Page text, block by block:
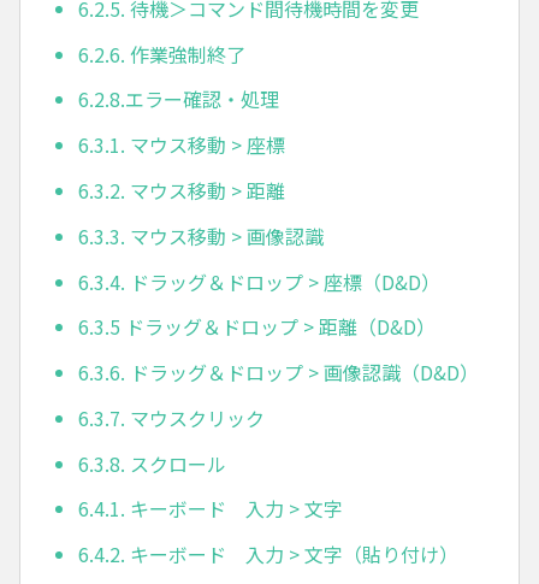
6.2.5. 待機＞コマンド間待機時間を変更
6.2.6. 作業強制終了
6.2.8.エラー確認・処理
6.3.1. マウス移動 > 座標
6.3.2. マウス移動 > 距離
6.3.3. マウス移動 > 画像認識
6.3.4. ドラッグ＆ドロップ > 座標（D&D）
6.3.5 ドラッグ＆ドロップ > 距離（D&D）
6.3.6. ドラッグ＆ドロップ > 画像認識（D&D）
6.3.7. マウスクリック
6.3.8. スクロール
6.4.1. キーボード 入力 > 文字
6.4.2. キーボード 入力 > 文字（貼り付け）